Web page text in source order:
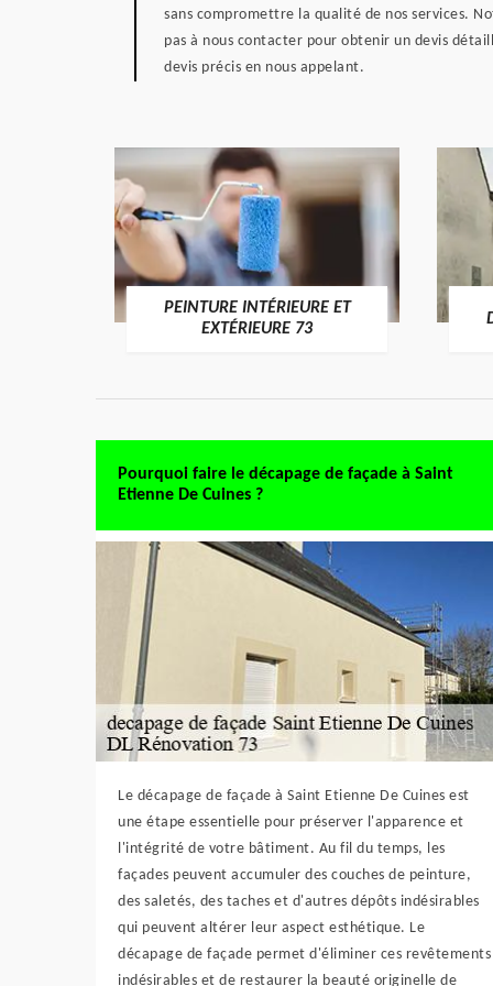
sans compromettre la qualité de nos services.
pas à nous contacter pour obtenir un devis
devis précis en nous appelant.
PEINTURE INTÉRIEURE ET
EXTÉRIEURE 73
Pourquoi faire le décapage de façade à Saint
Etienne De Cuines ?
Le décapage de façade à Saint Etienne De Cuines est
une étape essentielle pour préserver l'apparence et
l'intégrité de votre bâtiment. Au fil du temps, les
façades peuvent accumuler des couches de peinture,
des saletés, des taches et d'autres dépôts indésirables
qui peuvent altérer leur aspect esthétique. Le
décapage de façade permet d'éliminer ces revêtements
indésirables et de restaurer la beauté originelle de